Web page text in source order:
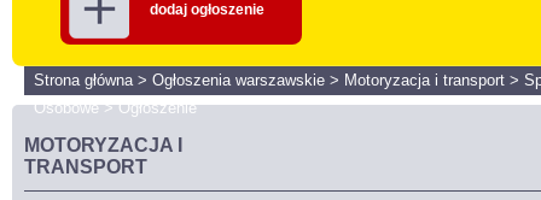
dodaj ogłoszenie
Strona główna> Ogłoszenia warszawskie > Motoryzacja i transport >
Osobowe>Ogłoszenie
MOTORYZACJA I
TRANSPORT